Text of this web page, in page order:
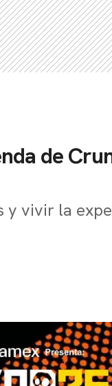
de
vivir la